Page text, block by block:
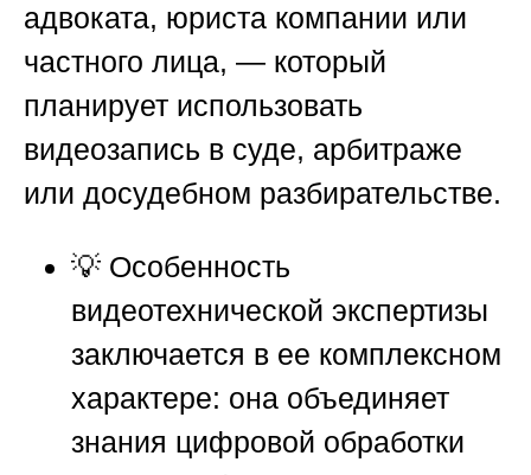
адвоката, юриста компании или
частного лица, — который
планирует использовать
видеозапись в суде, арбитраже
или досудебном разбирательстве.
💡 Особенность
видеотехнической экспертизы
заключается в ее комплексном
характере: она объединяет
знания цифровой обработки